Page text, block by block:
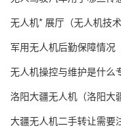
无人机* 展厅（无人机技术
洛阳大疆无人机（洛阳大